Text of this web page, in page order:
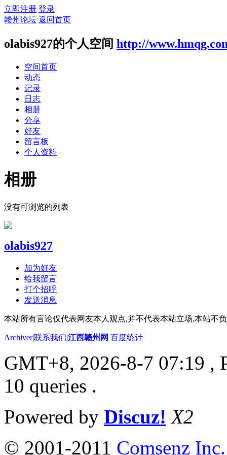
立即注册 登录
赣州论坛 返回首页
olabis927的个人空间 http://
空间首页
动态
记录
日志
相册
分享
好友
留言板
个人资料
相册
没有可浏览的列表
olabis927
加为好友
给我留言
打个招呼
发送消息
本站所有言论仅代表网友本人观点,并不代表本站立场,本站不
Archiver|联系我们|江西赣州网 百度统计
GMT+8, 2026-8-7 07:19 ,
10 queries .
Powered by Discuz! X2
© 2001-2011 Comsenz Inc.